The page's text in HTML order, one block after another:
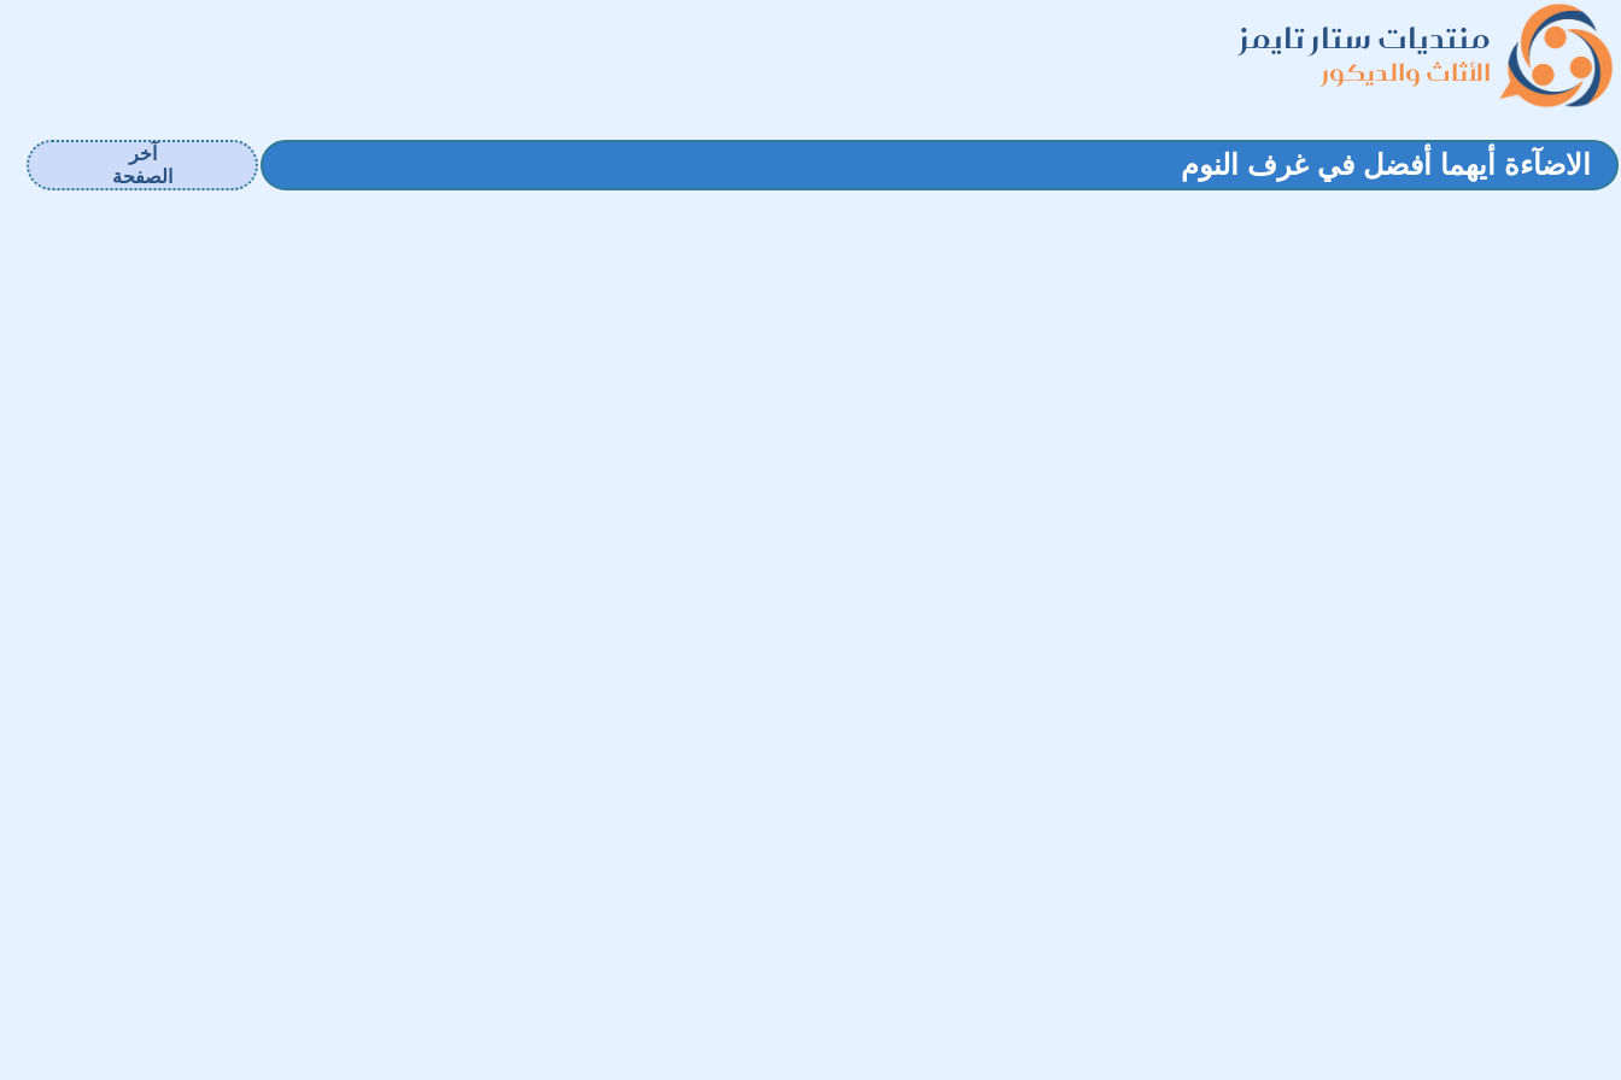
منتديات ستار تايمز
الأثاث والديكور
الاضآءة أيهما أفضل في غرف النوم
آخر
الصفحة